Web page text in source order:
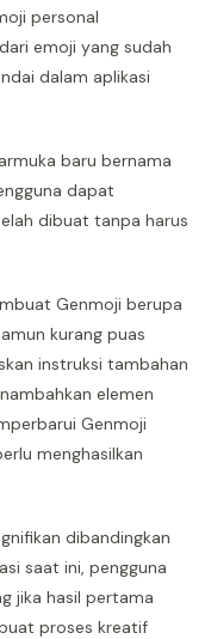
personal
emoji yang sudah
dalam aplikasi
baru bernama
dapat
dibuat tanpa harus
Genmoji berupa
kurang puas
instruksi tambahan
elemen
Genmoji
menghasilkan
dibandingkan
saat ini, pengguna
jika hasil pertama
proses kreatif